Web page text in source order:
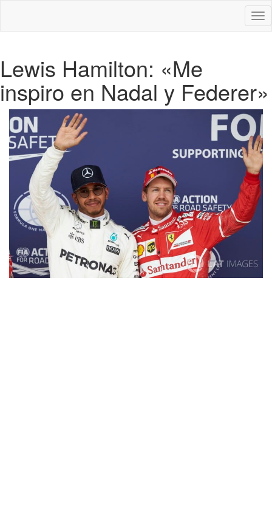
Lewis Hamilton: «Me
inspiro en Nadal y Federer»